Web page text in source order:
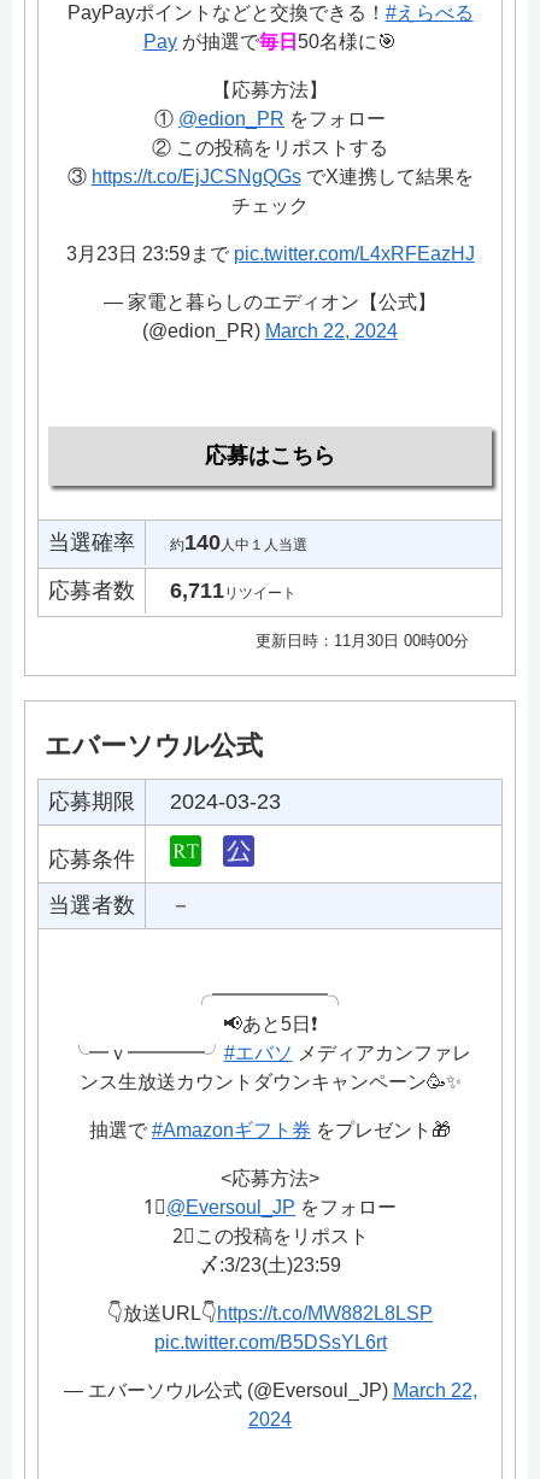
PayPayポイントなどと交換できる！ #えらべる
Pay が抽選で毎日 50名様に🎯
【応募方法】
① @edion_PR をフォロー
② この投稿をリポストする
③ https://t.co/EjJCSNgQGsでX連携して結果を
チェック
3月23日 23:59まで pic.twitter.com/L4xRFEazHJ
— 家電と暮らしのエディオン【公式】
(@edion_PR) March 22, 2024
応募はこちら
当選確率 約140 人中１人当選
応募者数 6,711リツイート
更新日時：11月30日 00時00分
エバーソウル公式
応募期限 2024-03-23
応募条件
当選者数
－
╭━━━━━━╮
📢あと5日❗
╰━ｖ━━━━╯ #エバソ メディアカンファレ
ンス生放送カウントダウンキャンペーン🥳✨
抽選で #Amazonギフト券 をプレゼント🎁
<応募方法>
1⃣@Eversoul_JP をフォロー
2⃣この投稿をリポスト
〆:3/23(土)23:59
👇放送URL👇https://t.co/MW882L8LSP
pic.twitter.com/B5DSsYL6rt
— エバーソウル公式 (@Eversoul_JP) March 22,
2024